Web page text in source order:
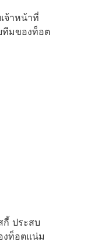
จ้าหน้าที่
ทีมของท็อต
กี้ ประสบ
งท็อตแน่ม